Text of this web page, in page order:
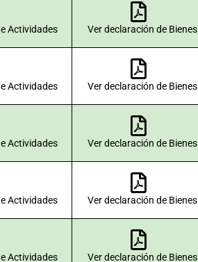
Actividades
Ver declaración de Bienes
Actividades Ver declaración de Bienes
Actividades Ver declaración de Bienes
Actividades
Ver declaración de Bienes
Actividades
Ver declaración de Bienes